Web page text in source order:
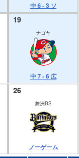
中 6 - 3 ソ
19
ナゴヤ
中 7 - 6 広
26
舞洲BS
ノーゲーム